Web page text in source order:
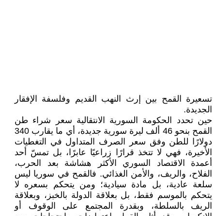
تسعيرة القمح بين إرث النهب القديم وفلسفة الإفقار
الجديدة.
حين تحدد الحكومة السورية الانتقالية سعر شراء طن
القمح بنحو 46 ألف ليرة سورية جديدة، أي ما يقارب 340
دولارًا للطن وفق سعر الصرف المتداول في التغطيات
الأخيرة، فهي لا تتخذ قرارًا زراعيًا عابرًا، بل تمسّ أحد
أعمدة الاقتصاد السوري الأكثر هشاشة بعد الحرب،
الفلاح، والريف، والأمن الغذائي. فالقمح في سوريا ليس
سلعة عادية، بل مادة سيادية؛ ومن يتحكم بسعره لا
يتحكم بالموسم فقط، بل بعلاقة الدولة بالخبز، وبعلاقة
الريف بالسلطة، وبقدرة المجتمع على الوقوف أو